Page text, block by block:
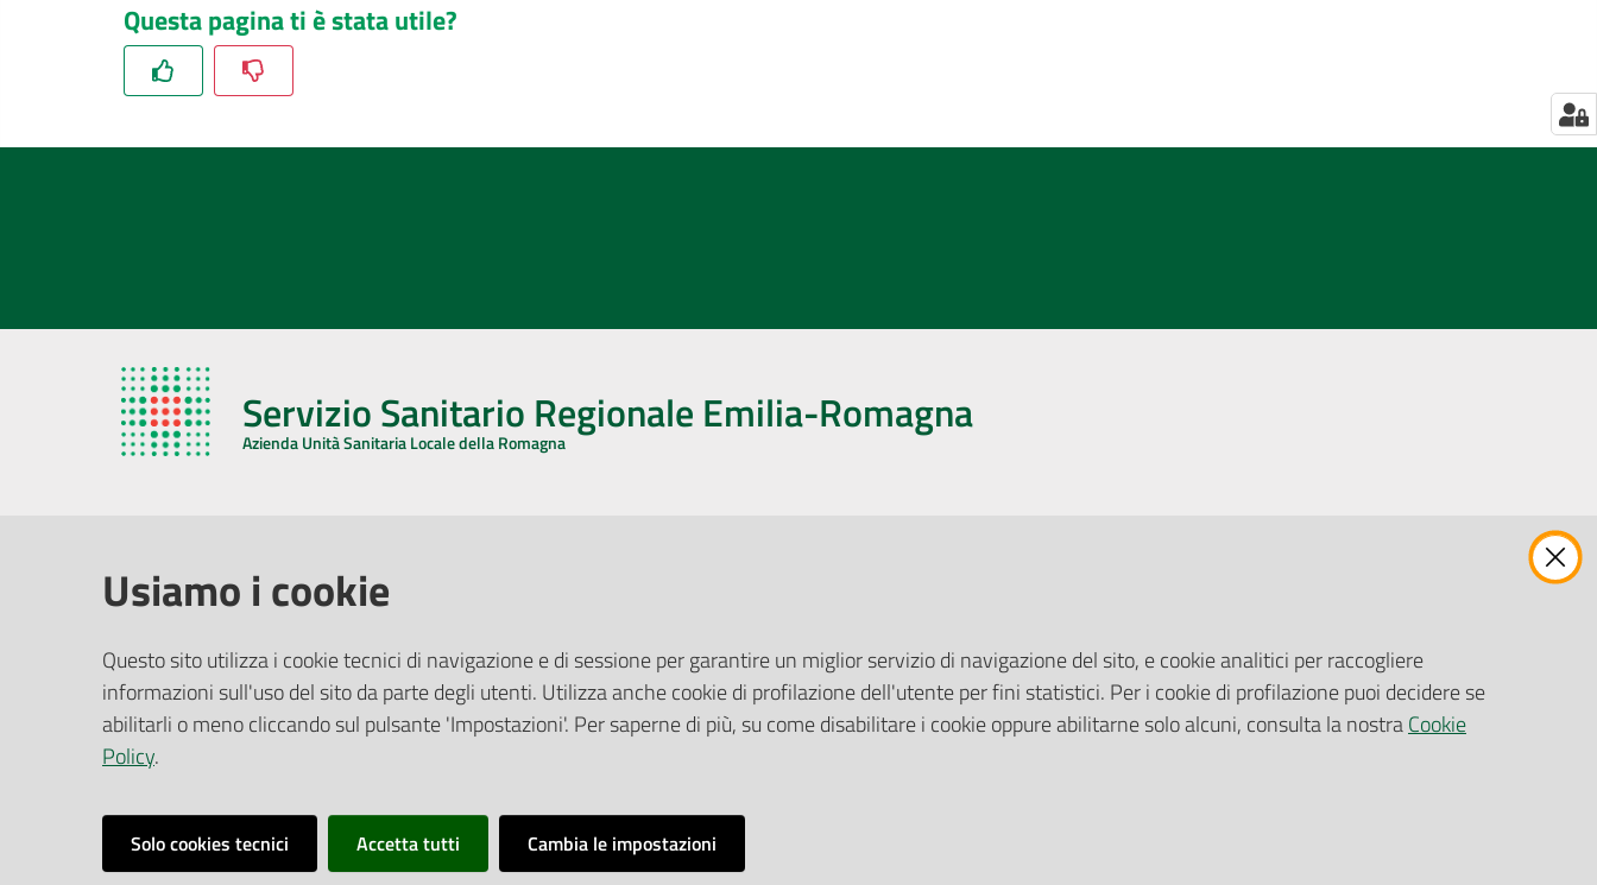
Questa pagina ti è stata utile?
Servizio Sanitario Regionale Emilia-Romagna
Azienda Unità Sanitaria Locale della Romagna
Via De Gasperi, 8 - 48121 Ravenna (RA)
CF/P.IVA:02483810392
PEC:
azienda@pec.auslromagna.it
Ufficio Relazioni con il Pubblico
Riferimenti per la Stampa
Pubblicità legale
Albo Pretorio
Privacy Policy
Attuazione Misure PNRR
Gare e Appalti
Richiesta Patrocinio
Usiamo i cookie
Questo sito utilizza i cookie tecnici di navigazione e di sessione per garantire un miglior servizio di navigazione del sito, e cookie analitici per raccogliere
informazioni sull'uso del sito da parte degli utenti. Utilizza anche cookie di profilazione dell'utente per fini statistici. Per i cookie di profilazione puoi decidere se
abilitarli o meno cliccando sul pulsante 'Impostazioni'. Per saperne di più, su come disabilitare i cookie oppure abilitarne solo alcuni, consulta la nostraCookie
Policy.
Solo cookies tecnici Accetta tutti Cambia le impostazioni